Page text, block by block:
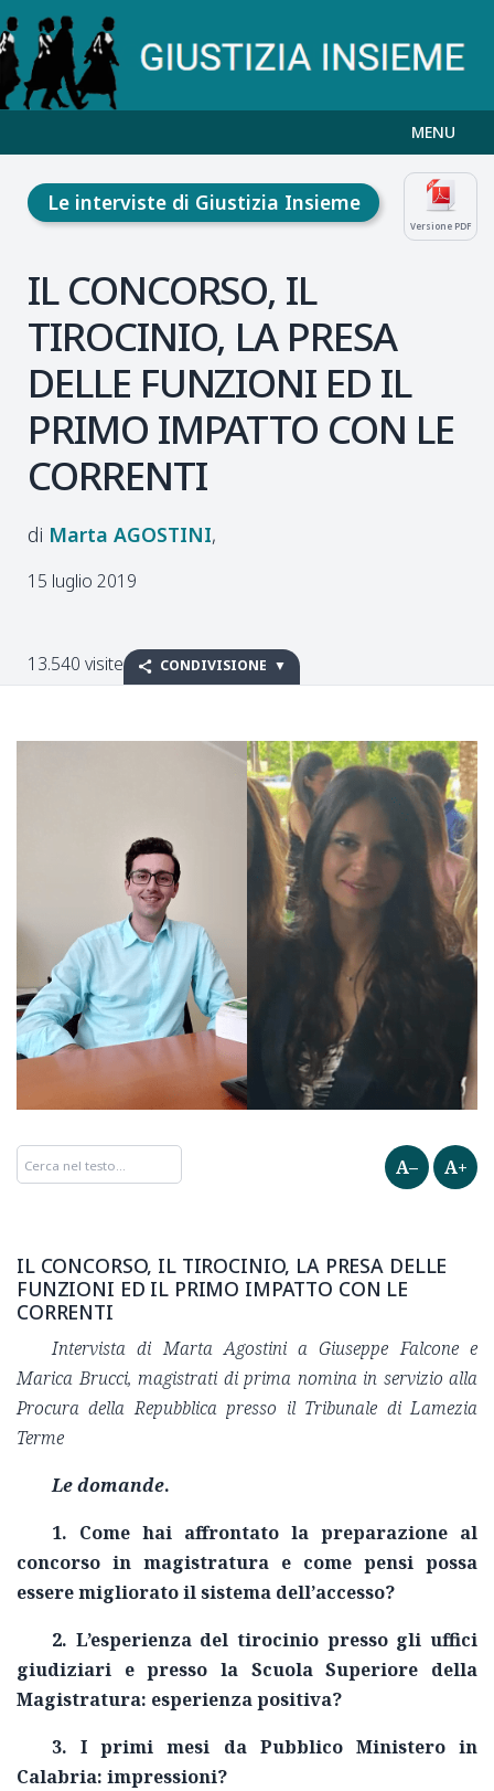
MENU
Versione PDF
Le interviste di Giustizia Insieme
IL CONCORSO, IL
TIROCINIO, LA PRESA
DELLE FUNZIONI ED IL
PRIMO IMPATTO CON LE
CORRENTI
Marta AGOSTINI
15 luglio 2019
13.540 visite CONDIVISIONE
A– A+
IL CONCORSO, IL TIROCINIO, LA PRESA DELLE
FUNZIONI ED IL PRIMO IMPATTO CON LE
CORRENTI
Intervista di Marta Agostini a Giuseppe Falcone e
Marica Brucci, magistrati di prima nomina in servizio alla
Procura della Repubblica presso il Tribunale di Lamezia
Terme
Le domande.
1. Come hai affrontato la preparazione al
concorso in magistratura e come pensi possa
essere migliorato il sistema dell’accesso?
2. L’esperienza del tirocinio presso gli uffici
giudiziari e presso la Scuola Superiore della
Magistratura: esperienza positiva?
3. I primi mesi da Pubblico Ministero in
Calabria: impressioni?